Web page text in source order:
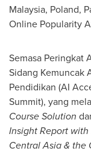
Malaysia, Poland,
Online Popularity
Semasa Peringkat
Sidang Kemuncak
Pendidikan (AI
Summit), yang
Course Solution
Insight Report
Central Asia & the